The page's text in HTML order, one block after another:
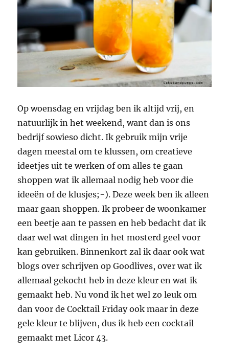
Op woensdag en vrijdag ben ik altijd vrij, en
natuurlijk in het weekend, want dan is ons
bedrijf sowieso dicht. Ik gebruik mijn vrije
dagen meestal om te klussen, om creatieve
ideetjes uit te werken of om alles te gaan
shoppen wat ik allemaal nodig heb voor die
ideeën of de klusjes;-). Deze week ben ik alleen
maar gaan shoppen. Ik probeer de woonkamer
een beetje aan te passen en heb bedacht dat ik
daar wel wat dingen in het mosterd geel voor
kan gebruiken. Binnenkort zal ik daar ook wat
blogs over schrijven op Goodlives, over wat ik
allemaal gekocht heb in deze kleur en wat ik
gemaakt heb. Nu vond ik het wel zo leuk om
dan voor de Cocktail Friday ook maar in deze
gele kleur te blijven, dus ik heb een cocktail
gemaakt met Licor 43.